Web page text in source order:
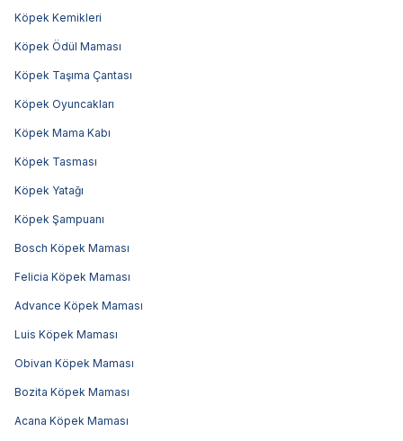
Köpek Kemikleri
Köpek Ödül Maması
Köpek Taşıma Çantası
Köpek Oyuncakları
Köpek Mama Kabı
Köpek Tasması
Köpek Yatağı
Köpek Şampuanı
Bosch Köpek Maması
Felicia Köpek Maması
Advance Köpek Maması
Luis Köpek Maması
Obivan Köpek Maması
Bozita Köpek Maması
Acana Köpek Maması